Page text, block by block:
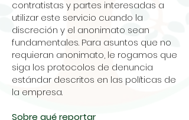
contratistas y partes interesadas a
utilizar este servicio cuando la
discreción y el anonimato sean
fundamentales. Para asuntos que no
requieran anonimato, le rogamos que
siga los protocolos de denuncia
estándar descritos en las políticas de
la empresa.
Sobre qué reportar